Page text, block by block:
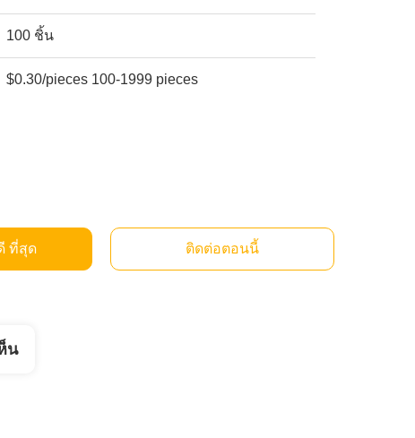
100 ชิ้น
$0.30/pieces 100-1999 pieces
ที่สุด ติดต่อตอนนี้
น